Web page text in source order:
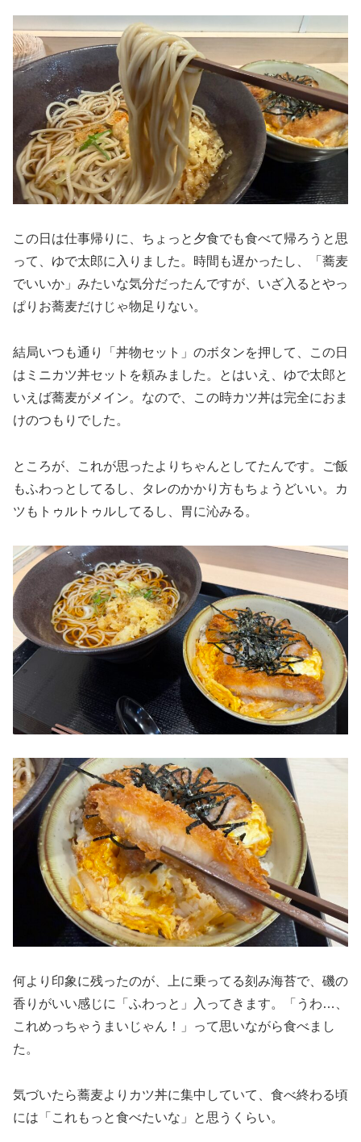
この日は仕事帰りに、ちょっと夕食でも食べて帰ろうと思
って、ゆで太郎に入りました。時間も遅かったし、「蕎麦
でいいか」みたいな気分だったんですが、いざ入るとやっ
ぱりお蕎麦だけじゃ物足りない。
結局いつも通り「丼物セット」のボタンを押して、この日
はミニカツ丼セットを頼みました。とはいえ、ゆで太郎と
いえば蕎麦がメイン。なので、この時カツ丼は完全におま
けのつもりでした。
ところが、これが思ったよりちゃんとしてたんです。ご飯
もふわっとしてるし、タレのかかり方もちょうどいい。カ
ツもトゥルトゥルしてるし、胃に沁みる。
何より印象に残ったのが、上に乗ってる刻み海苔で、磯の
香りがいい感じに「ふわっと」入ってきます。「うわ…、
これめっちゃうまいじゃん！」って思いながら食べまし
た。
気づいたら蕎麦よりカツ丼に集中していて、食べ終わる頃
には「これもっと食べたいな」と思うくらい。